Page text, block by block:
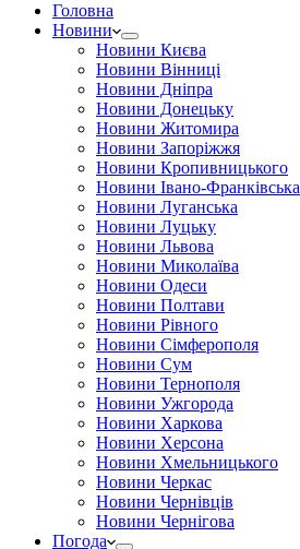
Головна
Новини
Новини Києва
Новини Вінниці
Новини Дніпра
Новини Донецьку
Новини Житомира
Новини Запоріжжя
Новини Кропивницького
Новини Івано-Франківська
Новини Луганська
Новини Луцьку
Новини Львова
Новини Миколаїва
Новини Одеси
Новини Полтави
Новини Рівного
Новини Сімферополя
Новини Сум
Новини Тернополя
Новини Ужгорода
Новини Харкова
Новини Херсона
Новини Хмельницького
Новини Черкас
Новини Чернівців
Новини Чернігова
Погода